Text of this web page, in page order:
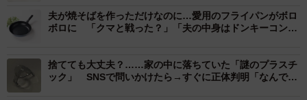
夫が焼そばを作っただけなのに…愛用のフライパンがボロ
ボロに 「クマと戦った？」「夫の中身はドンキーコン
捨てても大丈夫？……家の中に落ちていた「謎のプラスチ
ック」 SNSで問いかけたら→すぐに正体判明「なんで分